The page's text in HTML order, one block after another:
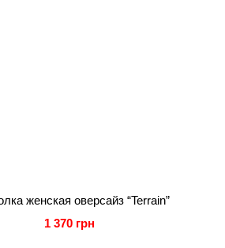
женская оверсайз “Terrain”
1 370 грн